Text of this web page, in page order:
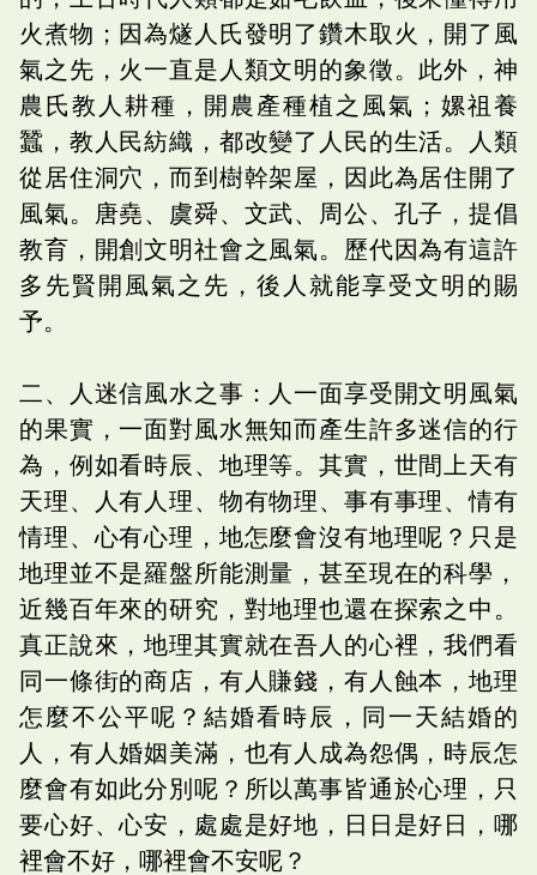
火煮物；因為燧人氏發明了鑽木取火，開了風
氣之先，火一直是人類文明的象徵。此外，神
農氏教人耕種，開農產種植之風氣；嫘祖養
蠶，教人民紡織，都改變了人民的生活。人類
從居住洞穴，而到樹幹架屋，因此為居住開了
風氣。唐堯、虞舜、文武、周公、孔子，提倡
教育，開創文明社會之風氣。歷代因為有這許
多先賢開風氣之先，後人就能享受文明的賜
予。
二、人迷信風水之事：人一面享受開文明風氣
的果實，一面對風水無知而產生許多迷信的行
為，例如看時辰、地理等。其實，世間上天有
天理、人有人理、物有物理、事有事理、情有
情理、心有心理，地怎麼會沒有地理呢？只是
地理並不是羅盤所能測量，甚至現在的科學，
近幾百年來的研究，對地理也還在探索之中。
真正說來，地理其實就在吾人的心裡，我們看
同一條街的商店，有人賺錢，有人蝕本，地理
怎麼不公平呢？結婚看時辰，同一天結婚的
人，有人婚姻美滿，也有人成為怨偶，時辰怎
麼會有如此分別呢？所以萬事皆通於心理，只
要心好、心安，處處是好地，日日是好日，哪
裡會不好，哪裡會不安呢？